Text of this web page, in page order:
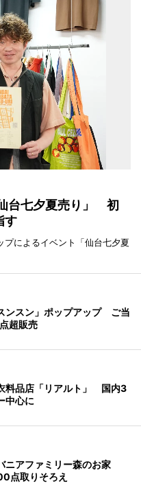
台七夕夏売り」 初
す
によるイベント「仙台七夕夏
ンスン」ポップアップ ご当
超販売
料品店「リアルト」 国内3
中心に
ニアファミリー森のお家
取りそろえ